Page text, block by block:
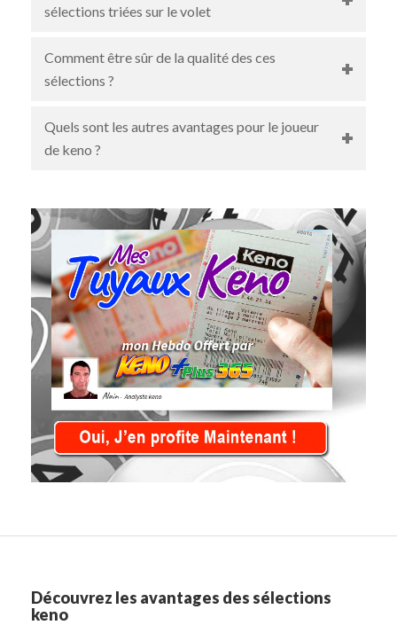
sélections triées sur le volet
Comment être sûr de la qualité des ces
sélections ?
Quels sont les autres avantages pour le joueur
de keno ?
Découvrez les avantages des sélections
keno